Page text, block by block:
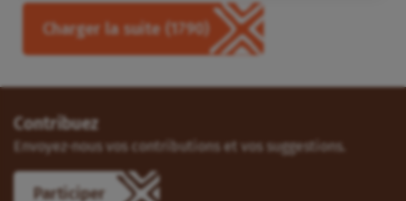
Charger la suite (1790)
Contribuez
Envoyez-nous vos contributions et vos suggestions.
Participer